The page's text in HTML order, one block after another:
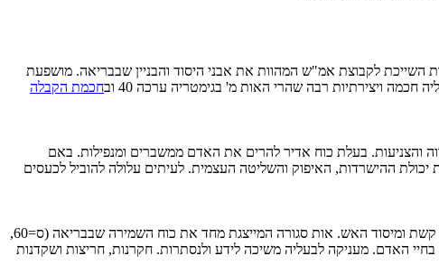
לקבוצת אמ"ש המהוות את אבני היסוד והבניין שבבריאה. מושפעת
ויצירתיות רבה שהרי האות מ' בגימטריה ערכה 40 וב
חכמת הקבלה
והצניעות. בעלת כוח אדיר להרים את האדם ממשברים ומנפילות. באם
ההישרדות, האיפוק והשליטה העצמית. לעיתים עלולה להוביל לכעסים
המליך אות ס' בשינה וקשר לו כתר וצרפן זה בזה וצר בהם קשת בעולם וכסלו בשנה וקיבה בנפש זכר ונקבה (ספר יצירה, משנה ט'). מושפעת ממזל קשת ומיסוד האש. אות סגורה המייצגת מחד את כוח השמירה שבבריאה (ס=60,
השפע בחיי האדם. מעניקה לבעליה משיכה לידע ולנסתרות. חקרנות, חריצות ושקדנות